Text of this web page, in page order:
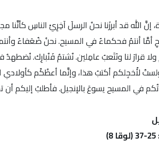
إنَّ الله قد أبرزَنا نحنُ الرسلَ آخِرِيْ الناسِ
أمَّا أنتمُ فحكماءُ في المسيح. نحنُ ضُعَفاءُ
قرارَ لنا ونَتَعبُ عامِلين. نُشتمُ فَنُبارِك.
لأُخجِلكم أكتبُ هذا، وإنَّما أعظُكُم كأولادي
في المسيح يسوعَ بالإنجيل. فأطلبُ إليكم